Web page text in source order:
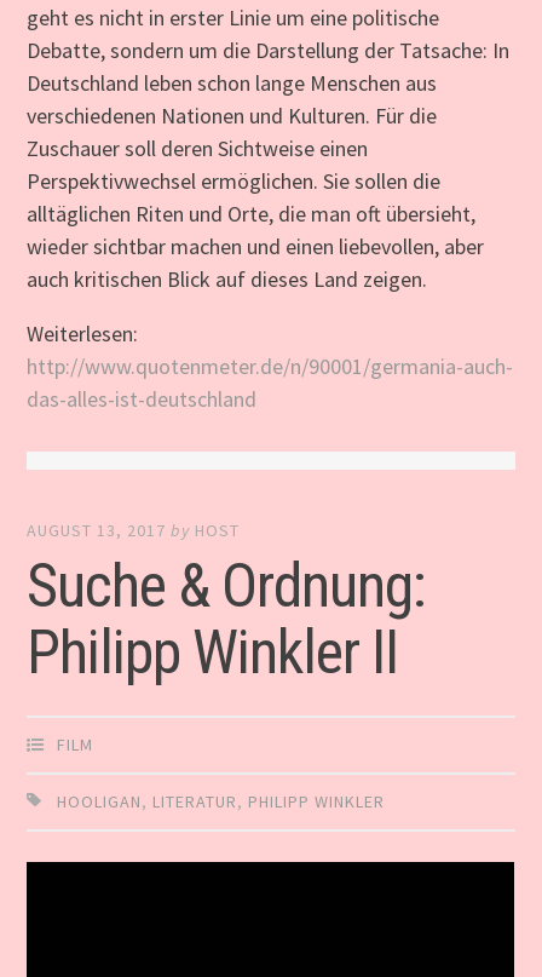
geht es nicht in erster Linie um eine politische
Debatte, sondern um die Darstellung der Tatsache: In
Deutschland leben schon lange Menschen aus
verschiedenen Nationen und Kulturen. Für die
Zuschauer soll deren Sichtweise einen
Perspektivwechsel ermöglichen. Sie sollen die
alltäglichen Riten und Orte, die man oft übersieht,
wieder sichtbar machen und einen liebevollen, aber
auch kritischen Blick auf dieses Land zeigen.
Weiterlesen:
http://www.quotenmeter.de/n/90001/germania-auch-
das-alles-ist-deutschland
AUGUST 13, 2017 by HOST
Suche & Ordnung:
Philipp Winkler II
FILM
HOOLIGAN, LITERATUR, PHILIPP WINKLER